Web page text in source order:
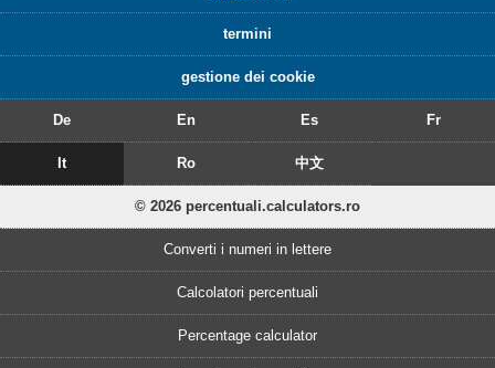
termini
gestione dei cookie
De En Es Fr
It Ro 中文
© 2026 percentuali.calculators.ro
Converti i numeri in lettere
Calcolatori percentuali
Percentage calculator